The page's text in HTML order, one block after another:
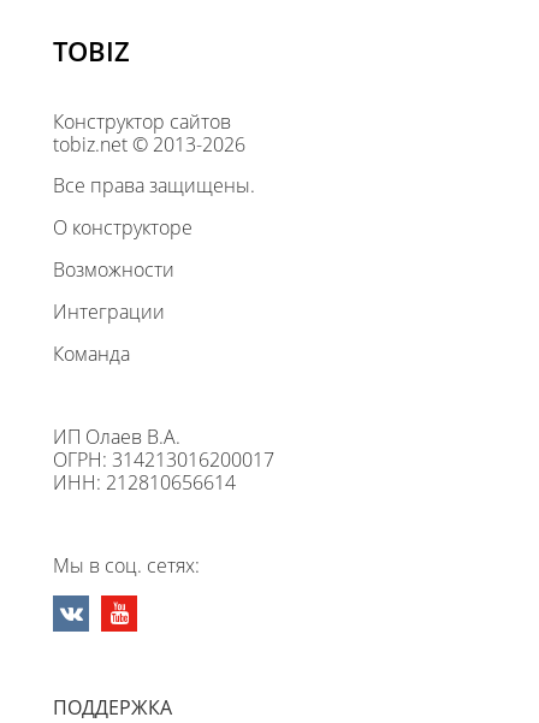
TOBIZ
Конструктор сайтов
tobiz.net © 2013-2026
Все права защищены.
О конструкторе
Возможности
Интеграции
Команда
ИП Олаев В.А.
ОГРН: 314213016200017
ИНН: 212810656614
Мы в соц. сетях:
ПОДДЕРЖКА